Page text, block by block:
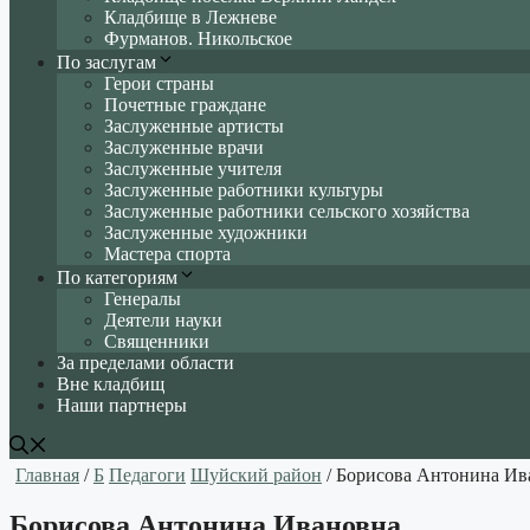
Кладбище в Лежневе
Фурманов. Никольское
По заслугам
Герои страны
Почетные граждане
Заслуженные артисты
Заслуженные врачи
Заслуженные учителя
Заслуженные работники культуры
Заслуженные работники сельского хозяйства
Заслуженные художники
Мастера спорта
По категориям
Генералы
Деятели науки
Священники
За пределами области
Вне кладбищ
Наши партнеры
Главная /Б Педагоги Шуйский район / Борисова Антонина